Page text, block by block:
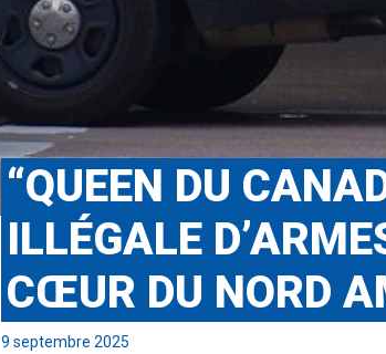
“QUEEN DU
ILLÉGALE
CŒUR DU NORD
9 septembre 2025